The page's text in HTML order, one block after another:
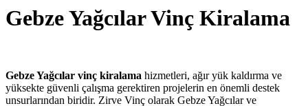
Gebze Yağcılar Vinç Kiralama
Gebze Yağcılar vinç kiralama hizmetleri, ağır yük kaldırma ve
yüksekte güvenli çalışma gerektiren projelerin en önemli destek
unsurlarından biridir. Zirve Vinç olarak Gebze Yağcılar ve